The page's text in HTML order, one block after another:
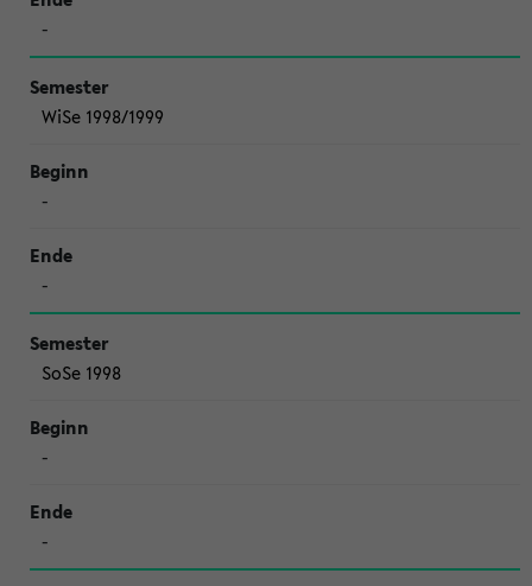
-
WiSe 1998/1999
-
-
SoSe 1998
-
-